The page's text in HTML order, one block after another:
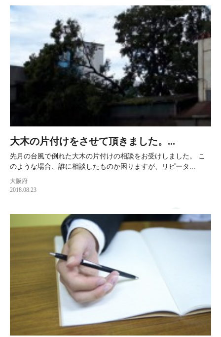
大木の片付けをさせて頂きました。...
先月の台風で倒れた大木の片付けの相談をお受けしました。 こ
のような場合、誰に相談したものか困りますが、リピータ...
大阪府
2018.08.23